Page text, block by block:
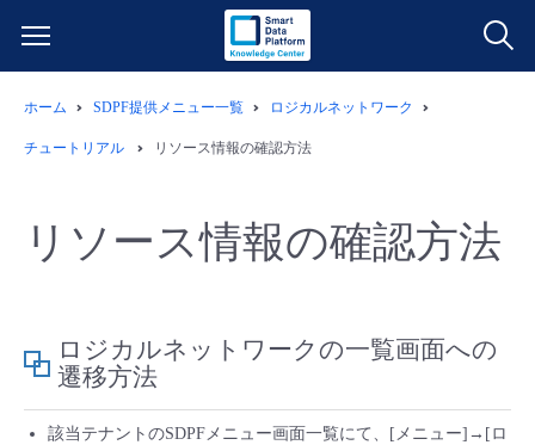
サービス一覧
クラウド/サーバー
IoT
データ利活用
ネットワーク
料金情報
データ利活用
■ 管理機能
ホーム SDPF提供メニュー一覧 ロジカルネットワーク
チュートリアル リソース情報の確認方法
リソース情報の確認方法
ロジカルネットワークの一覧画面への
遷移方法
該当テナントのSDPFメニュー画面一覧にて、[メニュー]→[ロ